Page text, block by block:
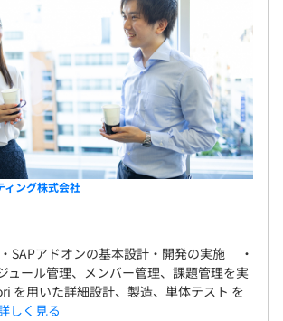
ィング株式会社
SAPアドオンの基本設計・開発の実施 ・
ュール管理、メンバー管理、課題管理を実
用いた詳細設計、製造、単体テスト を
しく見る